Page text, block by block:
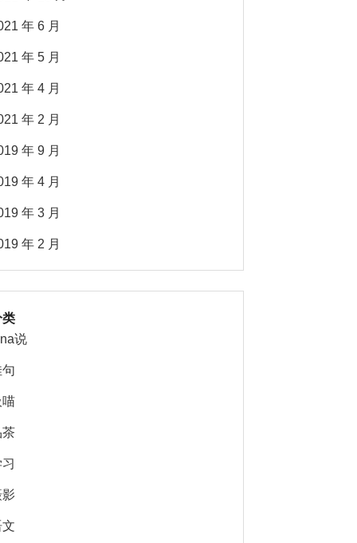
年 6 月
年 5 月
年 4 月
年 2 月
年 9 月
年 4 月
年 3 月
年 2 月
类
说
喵
茶
影